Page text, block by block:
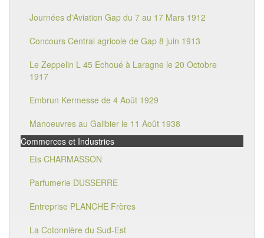
Journées d'Aviation Gap du 7 au 17 Mars 1912
Concours Central agricole de Gap 8 juin 1913
Le Zeppelin L 45 Echoué à Laragne le 20 Octobre
1917
Embrun Kermesse de 4 Août 1929
Manoeuvres au Galibier le 11 Août 1938
Commerces et Industries
Ets CHARMASSON
Parfumerie DUSSERRE
Entreprise PLANCHE Frères
La Cotonnière du Sud-Est